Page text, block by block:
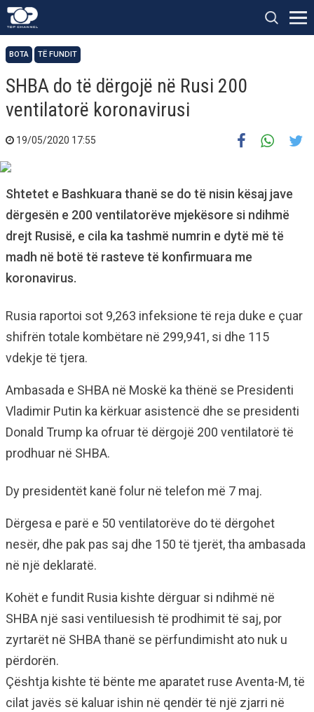
BOTA TË FUNDIT
SHBA do të dërgojë në Rusi 200
ventilatorë koronavirusi
19/05/2020 17:55
Shtetet e Bashkuara thanë se do të nisin kësaj jave
dërgesën e 200 ventilatorëve mjekësore si ndihmë
drejt Rusisë, e cila ka tashmë numrin e dytë më të
madh në botë të rasteve të konfirmuara me
koronavirus.
Rusia raportoi sot 9,263 infeksione të reja duke e çuar
shifrën totale kombëtare në 299,941, si dhe 115
vdekje të tjera.
Ambasada e SHBA në Moskë ka thënë se Presidenti
Vladimir Putin ka kërkuar asistencë dhe se presidenti
Donald Trump ka ofruar të dërgojë 200 ventilatorë të
prodhuar në SHBA.
Dy presidentët kanë folur në telefon më 7 maj.
Dërgesa e parë e 50 ventilatorëve do të dërgohet
nesër, dhe pak pas saj dhe 150 të tjerët, tha ambasada
në një deklaratë.
Kohët e fundit Rusia kishte dërguar si ndihmë në
SHBA një sasi ventiluesish të prodhimit të saj, por
zyrtarët në SHBA thanë se përfundimisht ato nuk u
përdorën.
Çështja kishte të bënte me aparatet ruse Aventa-M, të
cilat javës së kaluar ishin në qendër të një zjarri në